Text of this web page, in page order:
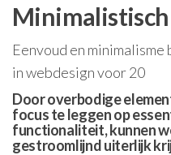
Minimalistisch
Eenvoud en
in webdesign voor 20
Door overbodige
focus te leggen op
functionaliteit, kunnen
gestroomlijnd uiterlijk